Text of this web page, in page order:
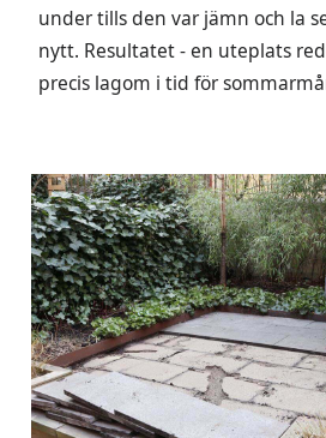
under tills den var jämn och la
nytt. Resultatet - en uteplats
precis lagom i tid för